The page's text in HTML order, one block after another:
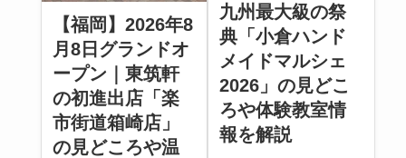
【福岡】2026年8
月8日グランドオ
ープン｜東筑軒
の初進出店「楽
市街道箱崎店」
の見どころや温
九州最大級の祭
典「小倉ハンド
メイドマルシェ
2026」の見どこ
ろや体験教室情
報を解説